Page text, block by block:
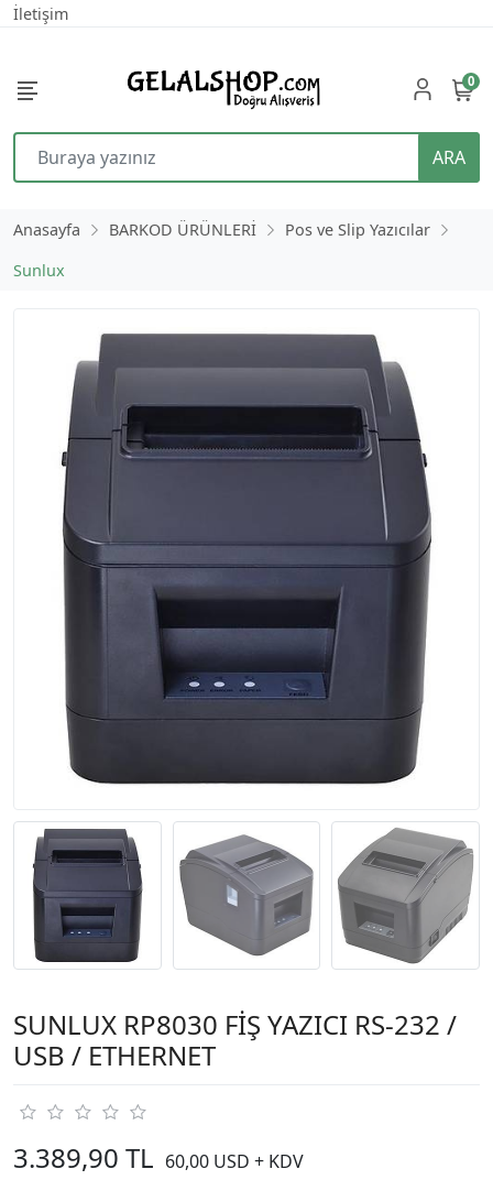
İletişim
ARA
0
Anasayfa BARKOD ÜRÜNLERİ
Pos ve Slip Yazıcılar
Sunlux
SUNLUX RP8030 FİŞ YAZICI RS-232 /
USB / ETHERNET
3.389,90 TL 60,00 USD + KDV